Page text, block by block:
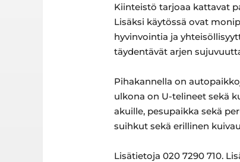
Kiinteistö tarjoaa kattavat
Lisäksi käytössä ovat
hyvinvointia ja
täydentävät arjen
Pihakannella on
ulkona on U-telineet sekä
akuille, pesupaikka sekä
suihkut sekä erillinen
Lisätietoja 020 7290 710.